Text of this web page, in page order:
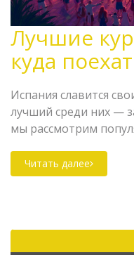
Лучшие
куда
Испания славится
лучший среди них —
мы рассмотрим
особенности и
можно насладиться
по выбору места в
предпочтений и
Читать далее